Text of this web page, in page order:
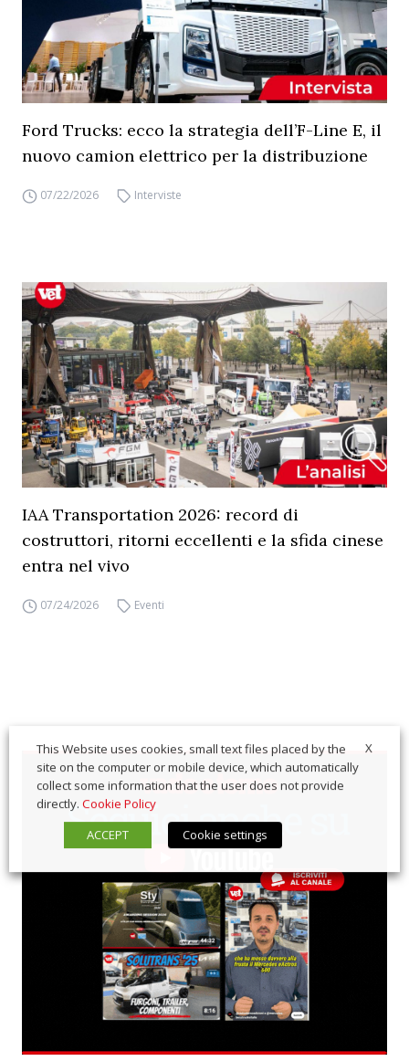
Ford Trucks: ecco la strategia dell’F-Line E, il
nuovo camion elettrico per la distribuzione
07/22/2026 Interviste
IAA Transportation 2026: record di
costruttori, ritorni eccellenti e la sfida cinese
entra nel vivo
07/24/2026 Eventi
X
This Website uses cookies, small text files placed by the
site on the computer or mobile device, which automatically
collect some information that the user does not provide
directly. Cookie Policy
ACCEPT
Cookie settings